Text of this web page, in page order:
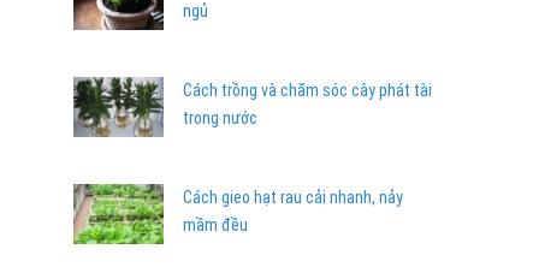
ngủ
Cách trồng và chăm sóc cây phát tài
trong nước
Cách gieo hạt rau cải nhanh, nảy
mầm đều